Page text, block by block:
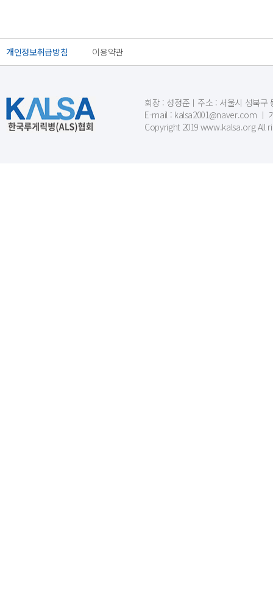
개인정보취급방침 이용약관
회장 : 성정준ㅣ주소 : 서울시 성북구
E-mail : kalsa2001@naver.com ㅣ
Copyright 2019 www.kalsa.org All